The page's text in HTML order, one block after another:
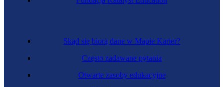
Skąd się biorą dane w Mapie Karier?
Często zadawane pytania
Otwarte zasoby edukacyjne